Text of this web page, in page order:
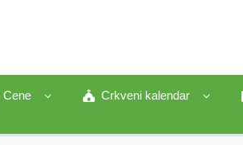
Cene Crkveni kalendar